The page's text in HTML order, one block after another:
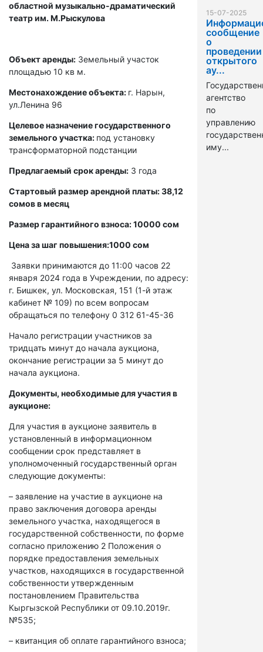
областной музыкально-драматический
театр им. М.Рыскулова
Объект аренды: Земельный участок
площадью 10 кв м.
Местонахождение объекта: г. Нарын,
ул.Ленина 96
Целевое назначение государственного
земельного участка: под установку
трансформаторной подстанции
Предлагаемый срок аренды: 3 года
Стартовый размер арендной платы: 38,12
сомов в месяц
Размер гарантийного взноса: 10000 сом
Цена за шаг повышения:1000 сом
Заявки принимаются до 11:00 часов 22
января 2024 года в Учреждении, по адресу:
г. Бишкек, ул. Московская, 151 (1-й этаж
кабинет № 109) по всем вопросам
обращаться по телефону 0 312 61-45-36
Начало регистрации участников за
тридцать минут до начала аукциона,
окончание регистрации за 5 минут до
начала аукциона.
Документы, необходимые для участия в
аукционе:
Для участия в аукционе заявитель в
установленный в информационном
сообщении срок представляет в
уполномоченный государственный орган
следующие документы:
– заявление на участие в аукционе на
право заключения договора аренды
земельного участка, находящегося в
государственной собственности, по форме
согласно приложению 2 Положения о
порядке предоставления земельных
участков, находящихся в государственной
собственности утвержденным
постановлением Правительства
Кыргызской Республики от 09.10.2019г.
№535;
– квитанция об оплате гарантийного взноса;
15-07-2025
сообщение
о
проведении
открытого
ау...
агентство
по
управлению
иму...